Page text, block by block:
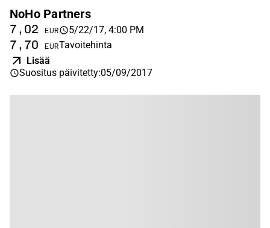
NoHo Partners
7,02 EUR 5/22/17, 4:00 PM
7,70 EURTavoitehinta
Lisää
Suositus päivitetty:05/09/2017